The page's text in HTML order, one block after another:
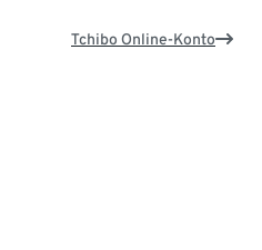
Tchibo Online-Konto